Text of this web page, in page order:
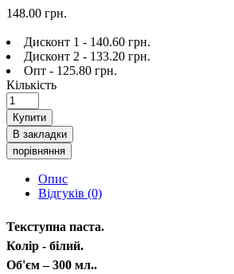
148.00 грн.
Дисконт 1 - 140.60 грн.
Дисконт 2 - 133.20 грн.
Опт - 125.80 грн.
Кількість
Купити
В закладки
порівняння
Опис
Відгуків (0)
Текступна паста.
Колір - білий.
Об'єм – 300 мл..